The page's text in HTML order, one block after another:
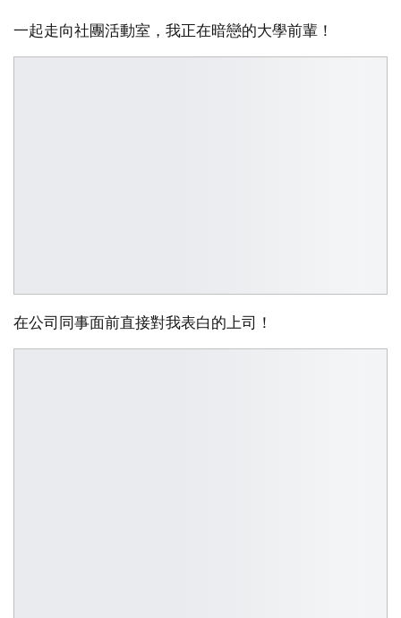
一起走向社團活動室，我正在暗戀的大學前輩！
在公司同事面前直接對我表白的上司！